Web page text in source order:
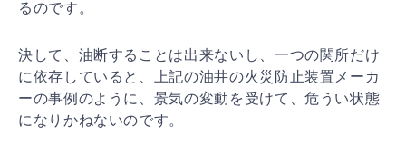
るのです。
決して、油断することは出来ないし、一つの関所だけ
に依存していると、上記の油井の火災防止装置メーカ
ーの事例 のように、景気の変動を受けて、危うい状態
になりかねないのです。